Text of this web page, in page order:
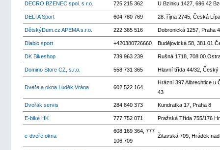
DECRO BZENEC spol. s r.o. 725 215 362 U Bzinku 1427, 696 42
DELTA Sport 604 780 769 28. října 2745, Česká Lípa
DětskýDum.cz APEMA s.r.o. 222 365 516 Dobronická 1257, Praha 4
Diablo sport +420380726660 Budějovická 58, 381 01
DK Bikeshop 739 963 239 Rušná 1718, 708 00
Domino Store CZ, s.r.o. 558 731 365 Hlavní třída 44/32, Český
Dveře a okna Luděk Vrána 602 522 164
Hrázní 397 Albrechtice u
43
Dvořák servis 284 840 373 Kundratka 17, Praha 8
E-bike HK 777 752 071 Pražská Třída 755/176
e-dveře okna
608 169 364, 777
106 709
Žitavská 709, Hrádek